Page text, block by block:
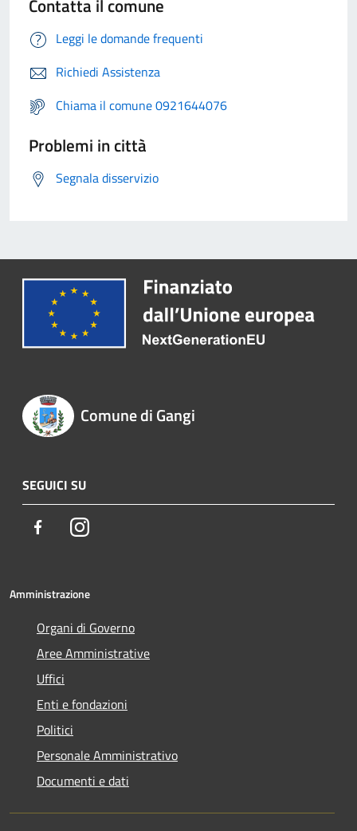
Contatta il comune
Leggi le domande frequenti
Richiedi Assistenza
Chiama il comune 0921644076
Problemi in città
Segnala disservizio
Comune di Gangi
SEGUICI SU
FacebookInstagram
Amministrazione
Organi di Governo
Aree Amministrative
Uffici
Enti e fondazioni
Politici
Personale Amministrativo
Documenti e dati